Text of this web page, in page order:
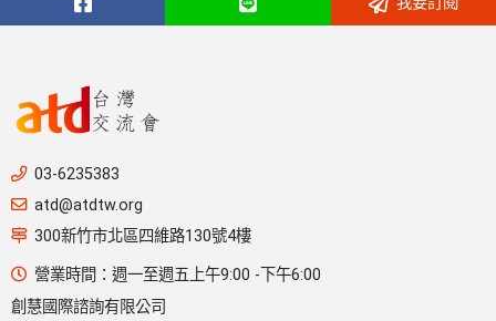
03-6235383
atd@atdtw.org
300新竹市北區四維路130號4樓
營業時間：週一至週五上午9:00 -下午6:00
創慧國際諮詢有限公司